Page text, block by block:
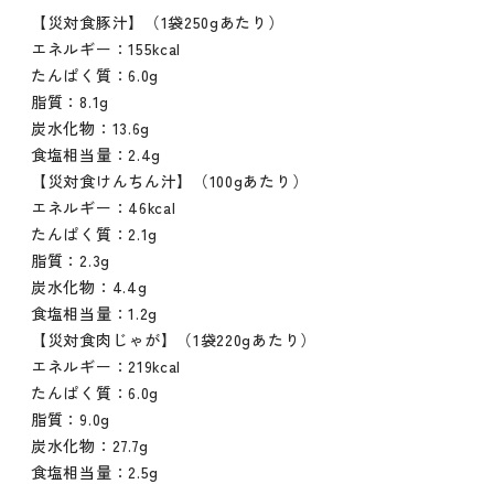
【災対食豚汁】（1袋250gあたり）
エネルギー：155kcal
たんぱく質：6.0g
脂質：8.1g
炭水化物：13.6g
食塩相当量：2.4g
【災対食けんちん汁】（100gあたり）
エネルギー：46kcal
たんぱく質：2.1g
脂質：2.3g
炭水化物：4.4g
食塩相当量：1.2g
【災対食肉じゃが】（1袋220gあたり）
エネルギー：219kcal
たんぱく質：6.0g
脂質：9.0g
炭水化物：27.7g
食塩相当量：2.5g